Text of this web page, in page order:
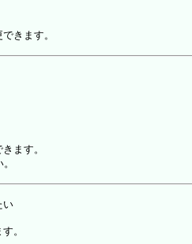
きます。
ます。
い
。